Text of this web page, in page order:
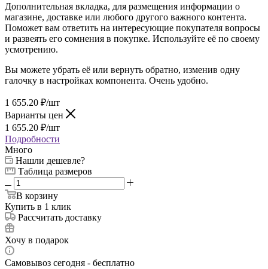
Дополнительная вкладка, для размещения информации о
магазине, доставке или любого другого важного контента.
Поможет вам ответить на интересующие покупателя вопросы
и развеять его сомнения в покупке. Используйте её по своему
усмотрению.
Вы можете убрать её или вернуть обратно, изменив одну
галочку в настройках компонента. Очень удобно.
1 655.20 ₽/шт
Варианты цен
1 655.20 ₽/шт
Подробности
Много
Нашли дешевле?
Таблица размеров
В корзину
Купить в 1 клик
Рассчитать доставку
Хочу в подарок
Самовывоз сегодня - бесплатно